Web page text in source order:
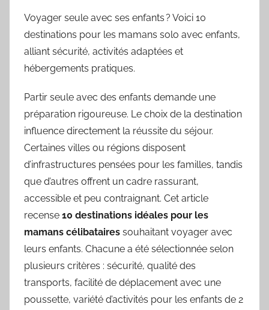
Voyager seule avec ses enfants ? Voici 10
destinations pour les mamans solo avec enfants,
alliant sécurité, activités adaptées et
hébergements pratiques.
Partir seule avec des enfants demande une
préparation rigoureuse. Le choix de la destination
influence directement la réussite du séjour.
Certaines villes ou régions disposent
d’infrastructures pensées pour les familles, tandis
que d’autres offrent un cadre rassurant,
accessible et peu contraignant. Cet article
recense 10 destinations idéales pour les
mamans célibataires souhaitant voyager avec
leurs enfants. Chacune a été sélectionnée selon
plusieurs critères : sécurité, qualité des
transports, facilité de déplacement avec une
poussette, variété d’activités pour les enfants de 2